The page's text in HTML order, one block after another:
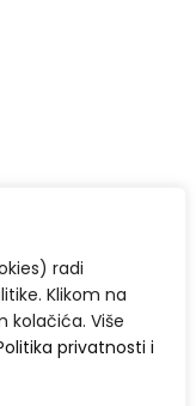
radi
Klikom na
kolačića. Više
privatnosti i